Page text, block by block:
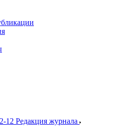
12 Редакция журнала